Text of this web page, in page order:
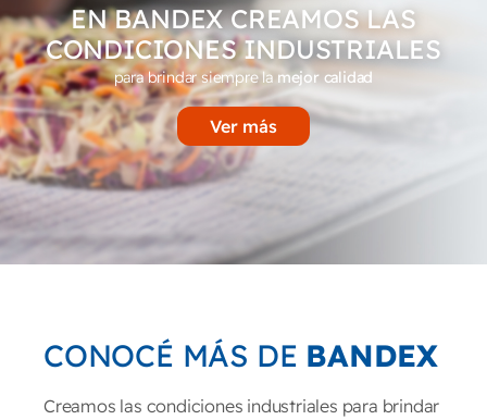
EN BANDEX CREAMOS LAS
CONDICIONES INDUSTRIALES
para brindar siempre la mejor calidad
Ver más
CONOCÉ MÁS DE BANDEX
Creamos las condiciones industriales para brindar